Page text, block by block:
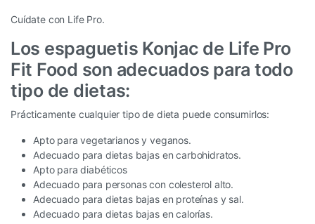
Cuídate con Life Pro.
Los espaguetis Konjac de Life Pro
Fit Food son adecuados para todo
tipo de dietas:
Prácticamente cualquier tipo de dieta puede consumirlos:
Apto para vegetarianos y veganos.
Adecuado para dietas bajas en carbohidratos.
Apto para diabéticos
Adecuado para personas con colesterol alto.
Adecuado para dietas bajas en proteínas y sal.
Adecuado para dietas bajas en calorías.